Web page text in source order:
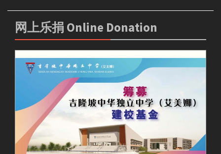
网上乐捐 Online Donation